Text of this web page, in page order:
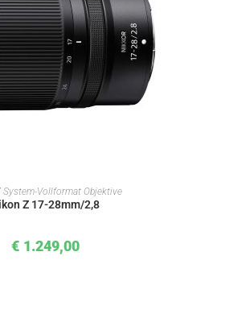
DEN WARENKORB
System-Vollformat Objektive
Z 17-28mm/2,8
€ 1.249,00